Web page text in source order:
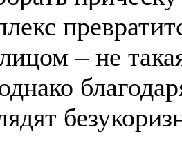
– не